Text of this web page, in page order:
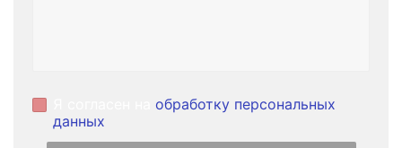
обработку персональных
данных